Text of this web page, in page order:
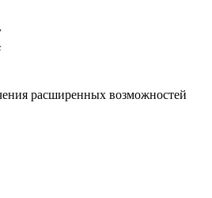
расширенных возможностей